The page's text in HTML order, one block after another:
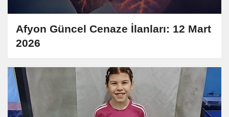
Afyon Güncel Cenaze İlanları: 12 Mart
2026